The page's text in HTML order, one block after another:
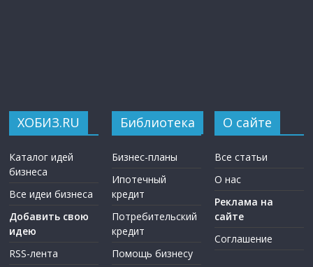
ХОБИЗ.RU
Каталог идей
бизнеса
Все идеи бизнеса
Добавить свою
идею
RSS-лента
Библиотека
Бизнес-планы
Ипотечный
кредит
Потребительский
кредит
Помощь бизнесу
О сайте
Все статьи
О нас
Реклама на
сайте
Соглашение